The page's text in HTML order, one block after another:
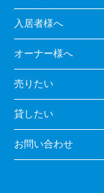
入居者様へ
オーナー様へ
売りたい
貸したい
お問い合わせ